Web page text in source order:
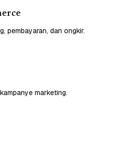
pembayaran, dan ongkir.
marketing.